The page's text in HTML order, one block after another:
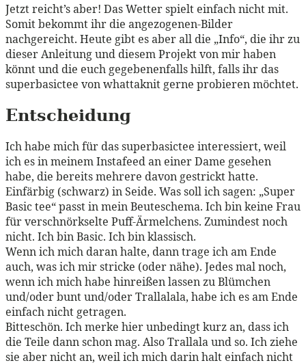
Jetzt reicht’s aber! Das Wetter spielt einfach nicht mit.
Somit bekommt ihr die angezogenen-Bilder
nachgereicht. Heute gibt es aber all die „Info“, die ihr zu
dieser Anleitung und diesem Projekt von mir haben
könnt und die euch gegebenenfalls hilft, falls ihr das
superbasictee von whattaknit gerne probieren möchtet.
Entscheidung
Ich habe mich für das superbasictee interessiert, weil
ich es in meinem Instafeed an einer Dame gesehen
habe, die bereits mehrere davon gestrickt hatte.
Einfärbig (schwarz) in Seide. Was soll ich sagen: „Super
Basic tee“ passt in mein Beuteschema. Ich bin keine Frau
für verschnörkselte Puff-Ärmelchens. Zumindest noch
nicht. Ich bin Basic. Ich bin klassisch.
Wenn ich mich daran halte, dann trage ich am Ende
auch, was ich mir stricke (oder nähe). Jedes mal noch,
wenn ich mich habe hinreißen lassen zu Blümchen
und/oder bunt und/oder Trallalala, habe ich es am Ende
einfach nicht getragen.
Bitteschön. Ich merke hier unbedingt kurz an, dass ich
die Teile dann schon mag. Also Trallala und so. Ich ziehe
sie aber nicht an, weil ich mich darin halt einfach nicht